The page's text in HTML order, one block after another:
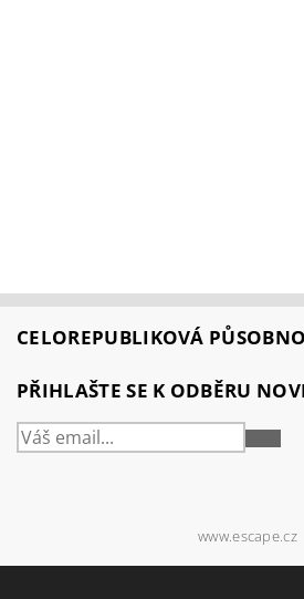
CELOREPUBLIKOVÁ
PŘIHLAŠTE SE K ODBĚRU
www.escape.cz